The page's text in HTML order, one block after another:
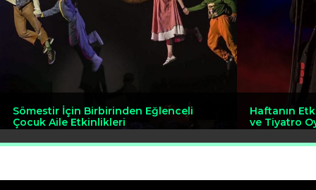
Sömestir İçin Birbirinden Eğlenceli
Çocuk Aile Etkinlikleri
Haftanın
ve Tiyatro